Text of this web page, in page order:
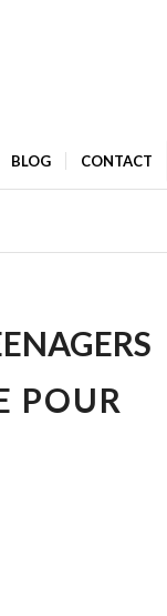
BLOG CONTACT
POUR